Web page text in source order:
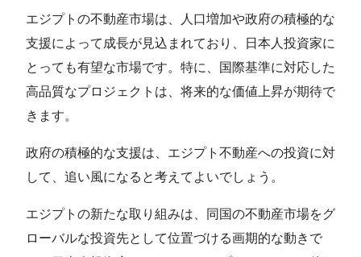
エジプトの不動産市場は、人口増加や政府の積極的な
支援によって成長が見込まれており、日本人投資家に
とっても有望な市場です。特に、国際基準に対応した
高品質なプロジェクトは、将来的な価値上昇が期待で
きます。
政府の積極的な支援は、エジプト不動産への投資に対
して、追い風になると考えてよいでしょう。
エジプトの新たな取り組みは、同国の不動産市場をグ
ローバルな投資先として位置づける画期的な動きで